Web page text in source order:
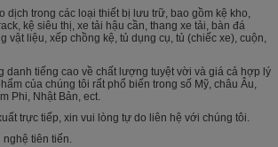
dịch trong các loại thiết bị lưu trữ, bao gồm kệ kho,
kệ siêu thị, xe tải hậu cần, thang xe tải, bàn đá
vật liệu, xếp chồng kệ, tủ dụng cụ, tủ (chiếc xe), cuộn,
danh tiếng cao về chất lượng tuyệt vời và giá cả hợp lý
của chúng tôi rất phổ biến trong số Mỹ, châu Âu,
Phi, Nhật Bản, ect.
trực tiếp, xin vui lòng tự do liên hệ với chúng tôi.
tiên tiến.